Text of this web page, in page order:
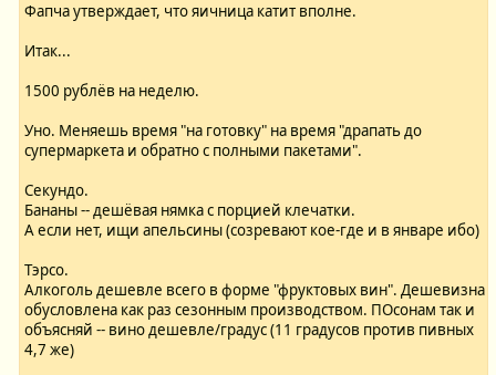
Фапча утверждает, что яичница катит вполне.
Итак...
1500 рублёв на неделю.
Уно. Меняешь время "на готовку" на время "драпать до
супермаркета и обратно с полными пакетами".
Секундо.
Бананы -- дешёвая нямка с порцией клечатки.
А если нет, ищи апельсины (созревают кое-где и в январе ибо)
Тэрсо.
Алкоголь дешевле всего в форме "фруктовых вин". Дешевизна
обусловлена как раз сезонным производством. ПОсонам так и
объясняй -- вино дешевле/градус (11 градусов против пивных
4,7 же)